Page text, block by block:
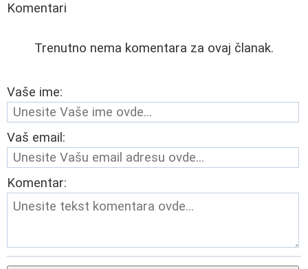
Komentari
Trenutno nema komentara za ovaj članak.
Vaše ime:
Vaš email:
Komentar: